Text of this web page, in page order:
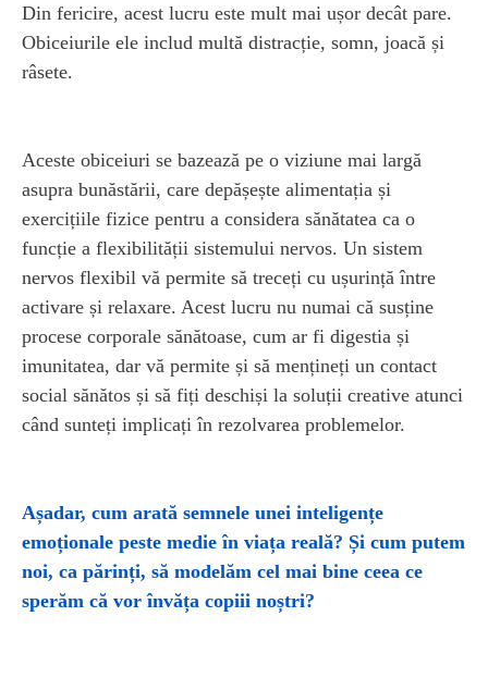
Din fericire, acest lucru este mult mai ușor decât pare.
Obiceiurile ele includ multă distracție, somn, joacă și
râsete.
Aceste obiceiuri se bazează pe o viziune mai largă
asupra bunăstării, care depășește alimentația și
exercițiile fizice pentru a considera sănătatea ca o
funcție a flexibilității sistemului nervos. Un sistem
nervos flexibil vă permite să treceți cu ușurință între
activare și relaxare. Acest lucru nu numai că susține
procese corporale sănătoase, cum ar fi digestia și
imunitatea, dar vă permite și să mențineți un contact
social sănătos și să fiți deschiși la soluții creative atunci
când sunteți implicați în rezolvarea problemelor.
Așadar, cum arată semnele unei inteligențe
emoționale peste medie în viața reală? Și cum putem
noi, ca părinți, să modelăm cel mai bine ceea ce
sperăm că vor învăța copiii noștri?